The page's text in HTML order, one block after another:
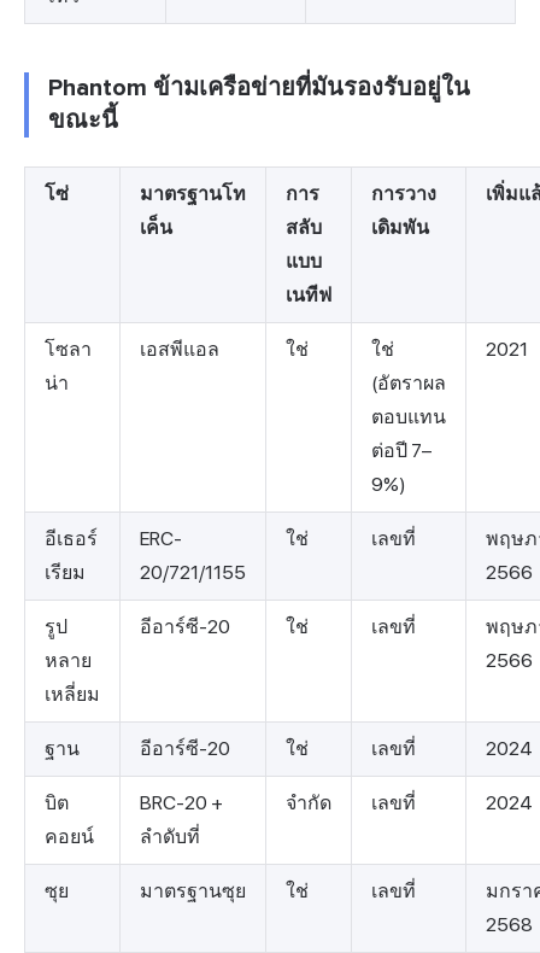
Phantom ข้ามเครือข่ายที่มันรองรับอยู่ใน
ขณะนี้
โซ่
มาตรฐานโท
เค็น
การ
สลับ
แบบ
เนทีฟ
การวาง
เดิมพัน
เพิ่มแ
โซลา
น่า
เอสพีแอล ใช่
ใช่
(อัตราผล
ตอบแทน
ต่อปี 7–
9%)
2021
อีเธอร์
เรียม
ERC-
20/721/1155
ใช่ เลขที่
พฤษ
2566
รูป
หลาย
เหลี่ยม
อีอาร์ซี-20 ใช่ เลขที่
พฤษ
2566
ฐาน อีอาร์ซี-20 ใช่ เลขที่ 2024
บิต
คอยน์
BRC-20 +
ลำดับที่
จำกัด เลขที่ 2024
ซุย มาตรฐานซุย ใช่ เลขที่
มกรา
2568